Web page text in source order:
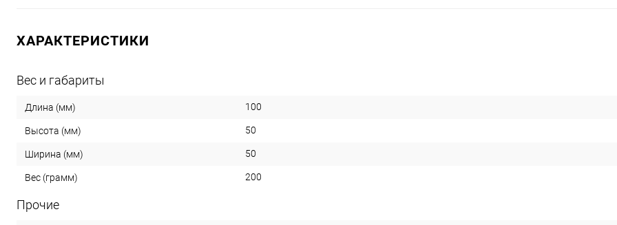
ХАРАКТЕРИСТИКИ
Вес и габариты
Длина (мм) 100
Высота (мм) 50
Ширина (мм) 50
Вес (грамм) 200
Прочие